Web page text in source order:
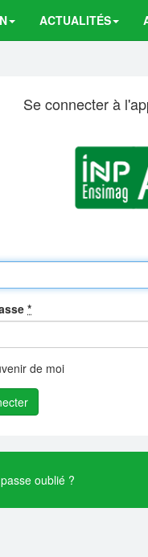
ACTUALITÉS
Se connecter à
*
de moi
oublié ?